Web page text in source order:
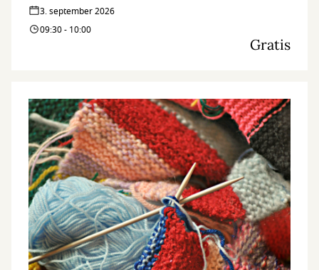
3. september 2026
09:30 - 10:00
Gratis